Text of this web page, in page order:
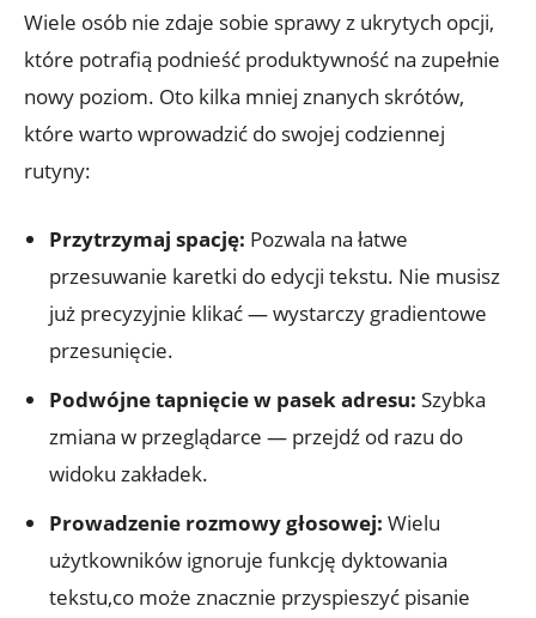
Wiele osób nie zdaje⁤ sobie sprawy z‌ ukrytych ‌opcji,
⁣które potrafią podnieść⁣ produktywność na zupełnie
nowy poziom. Oto kilka mniej‍ znanych⁢ skrótów,‌
które warto wprowadzić do swojej codziennej
rutyny:
Przytrzymaj‍ spację: Pozwala na‍ łatwe
przesuwanie karetki do ⁢edycji tekstu. Nie musisz
już precyzyjnie klikać — wystarczy gradientowe
przesunięcie.
Podwójne tapnięcie w pasek adresu: Szybka
zmiana ⁤w przeglądarce — przejdź ‍od razu do
widoku zakładek.
Prowadzenie rozmowy głosowej: Wielu
użytkowników ignoruje ​funkcję dyktowania⁤
tekstu,co ⁤może znacznie przyspieszyć⁣ pisanie